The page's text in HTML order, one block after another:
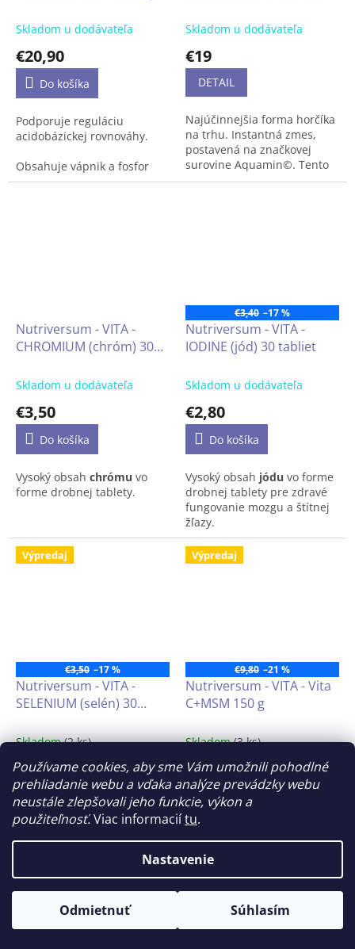
Používame cookies, aby sme Vám umožnili pohodlné
prehliadanie webu a vďaka analýze prevádzky webu
neustále zlepšovali jeho funkcie, výkon a
použiteľnosť.Viac informaciítu.
Nastavenie
Odmietnuť Súhlasím
Skladom u dodávateľa
€20,90
Do košíka
Podporuje reguláciu
acidobázickej rovnováhy.
Obsahuje vápnik a fosfor
odvodené z mlieka, ale
Skladom u dodávateľa
€19
DETAIL
Najúčinnejšia forma horčíka
na trhu. Instantná zmes,
postavená na značkovej
surovine Aquamin©. Tento
biologicky aktívny horčík
Nutriversum - VITA -
CHROMIUM (chróm) 30
Skladom u dodávateľa
€3,50
Do košíka
Vysoký obsah chrómu vo
forme drobnej tablety.
€3,40 –17 %
Nutriversum - VITA -
IODINE (jód) 30 tabliet
Skladom u dodávateľa
€2,80
Do košíka
Vysoký obsah jódu vo forme
drobnej tablety pre zdravé
fungovanie mozgu a štítnej
žľazy.
Výpredaj
€3,50 –17 %
Nutriversum - VITA -
SELENIUM (selén) 30
Skladom(2 ks)
€2,90
Do košíka
Výpredaj
€9,80 –21 %
Nutriversum - VITA - Vita
C+MSM 150 g
Skladom(3 ks)
€7,70
Do košíka
MSMna podporu zdravia
imunitného systému a kĺbov!